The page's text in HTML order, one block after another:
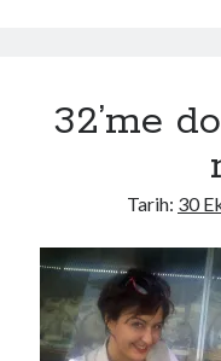
Giriş
Kelimeler
Sanat İşleri
Uncategorized
Yemek Bloğu Değil
32’me
Tarih: 30